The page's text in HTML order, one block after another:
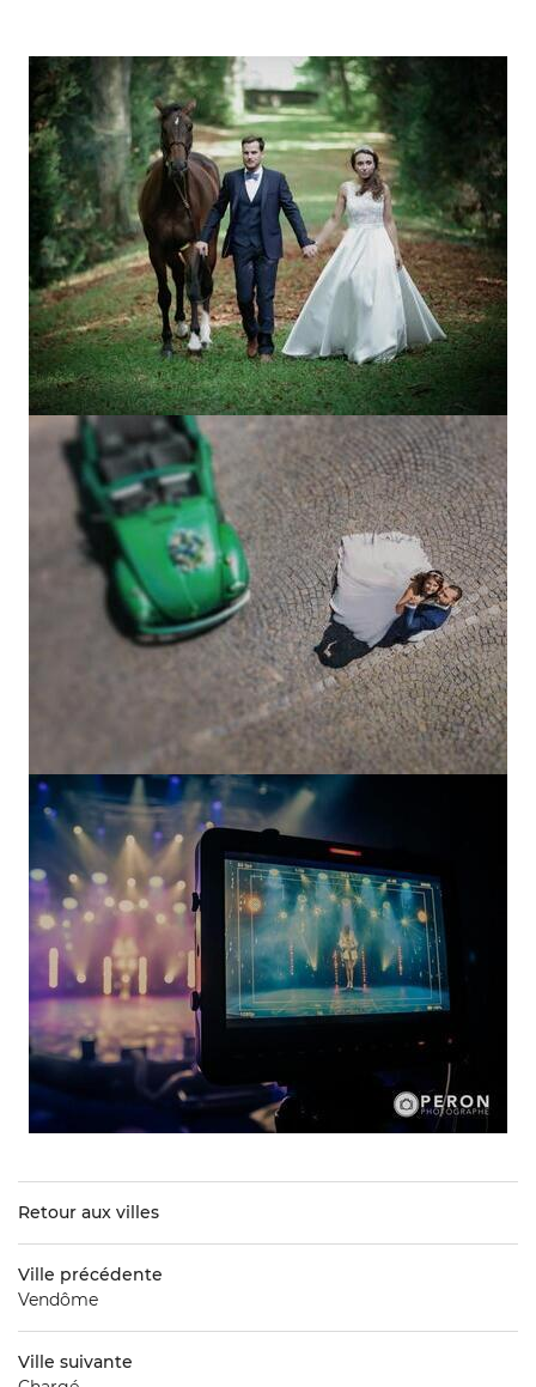
Retour aux villes
Ville précédente
Vendôme
Ville suivante